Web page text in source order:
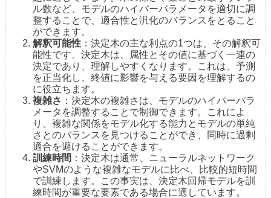
ル数など、モデルのハイパーパラメータを適切に調
整することで、適合性と汎化のバランスをとること
ができます。
解釈可能性 ：決定木の主な利点の1つは、その解釈可
能性です。決定木は、属性とその値に基づく一連の
決定であり、理解しやすくなります。これは、予測
を正当化し、終値に影響を与える要因を理解するの
に役立ちます。
複雑さ ：決定木の複雑さは、モデルのハイパーパラ
メータを調整することで制御できます。これによ
り、複雑な関係をモデル化する能力とモデルの単純
さとのバランスを見つけることができ、同時に過剰
適合を避けることができます。
訓練時間 ：決定木は通常、ニューラルネットワーク
やSVMのような複雑なモデルに比べ、比較的短時間
で訓練します。この事実は、決定木回帰モデルを訓
練時間が重要な要素である場合に適しています。